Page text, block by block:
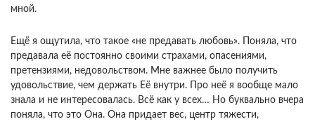
мной.
Ещё я ощутила, что такое «не предавать любовь». Поняла, что
предавала её постоянно своими страхами, опасениями,
претензиями, недовольством. Мне важнее было получить
удовольствие, чем держать Её внутри. Про неё я вообще мало
знала и не интересовалась. Всё как у всех… Но буквально вчера
поняла, что это Она. Она придает вес, центр тяжести,